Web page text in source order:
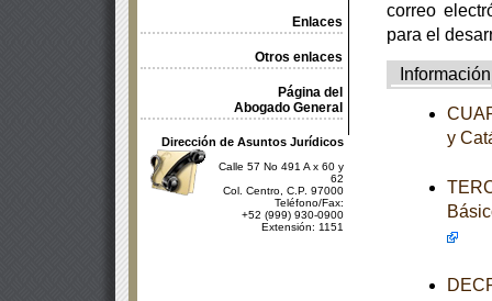
Enlaces
Otros enlaces
Página del
Abogado General
Dirección de Asuntos Jurídicos
Calle 57 No 491 A x 60 y
62
Col. Centro, C.P. 97000
Teléfono/Fax:
+52 (999) 930-0900
Extensión: 1151
correo
para el
Información
y